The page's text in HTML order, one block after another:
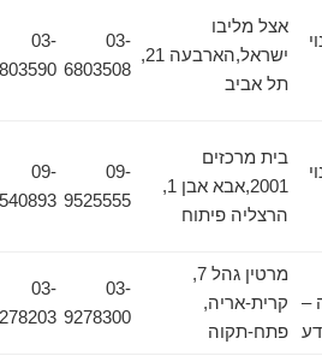
אצל מליבו
ישראל,הארבעה 21,
תל אביב
6803508
6803590
בית מרכזים
2001,אבא אבן 1,
הרצליה פיתוח
9525555
9540893
מרטין גהל 7,
קרית-אריה,
פתח-תקוה
9278300
9278203